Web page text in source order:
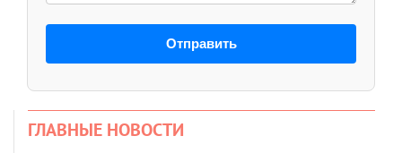
Отправить
ГЛАВНЫЕ НОВОСТИ